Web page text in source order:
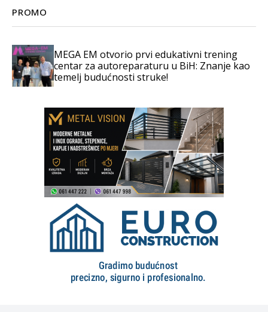
PROMO
MEGA EM otvorio prvi edukativni trening
centar za autoreparaturu u BiH: Znanje kao
temelj budućnosti struke!